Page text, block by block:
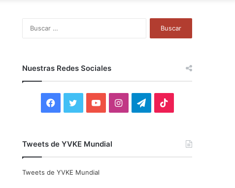
Nuestras Redes Sociales
F
c
i
Y
u
I
T
Tweets de YVKE Mundial
Tweets de YVKE Mundial